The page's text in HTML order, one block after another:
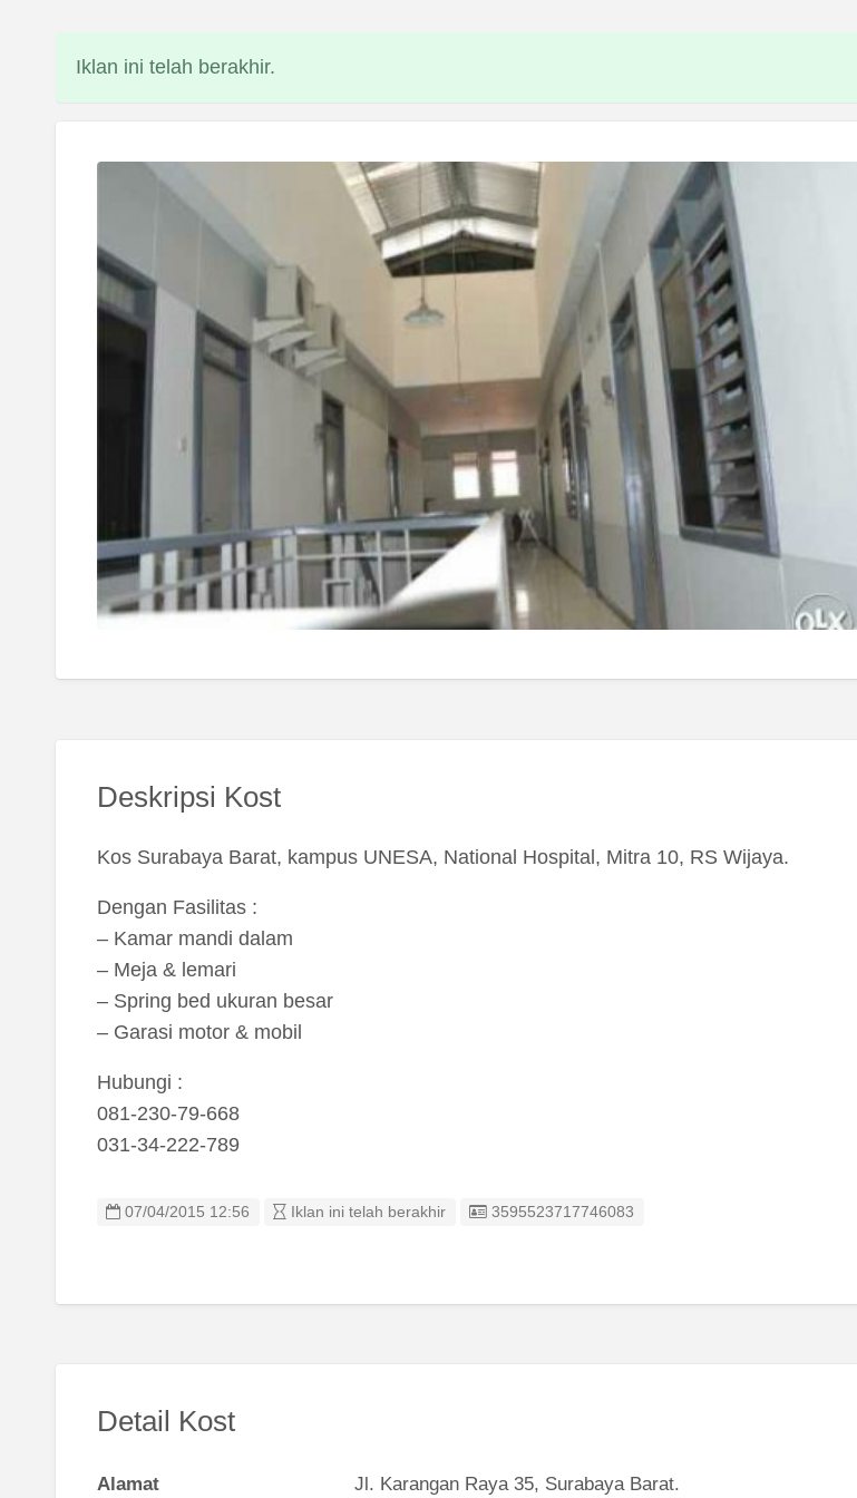
Iklan ini telah berakhir.
Deskripsi Kost
Kos Surabaya Barat, kampus UNESA, National Hospital, Mitra 10, RS Wijaya.
Dengan Fasilitas :
– Kamar mandi dalam
– Meja & lemari
– Spring bed ukuran besar
– Garasi motor & mobil
Hubungi :
081-230-79-668
031-34-222-789
07/04/2015 12:56 Iklan ini telah berakhir Listing ID
3595523717746083
Detail Kost
Alamat
Jl. Karangan Raya 35, Surabaya Barat.